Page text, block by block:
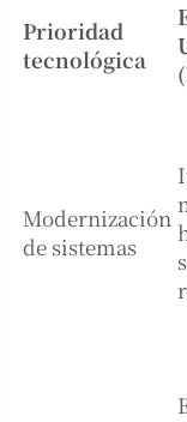
Prioridad
tecnológica
Modernización
de sistemas